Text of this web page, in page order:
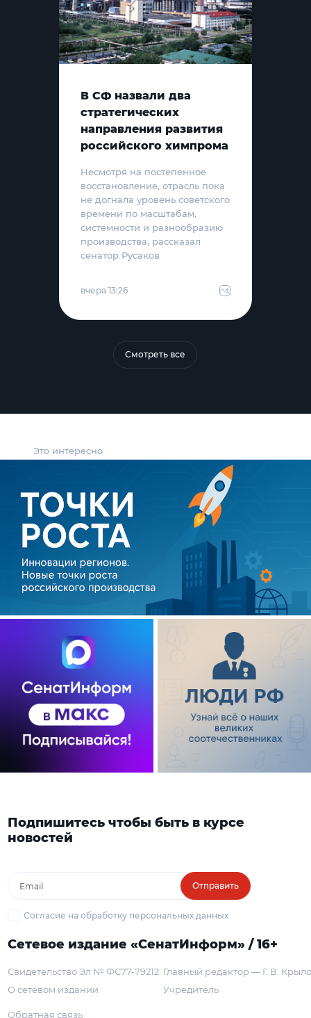
Это интересно
В СФ назвали два
стратегических
направления развития
российского химпрома
Несмотря на постепенное
восстановление, отрасль пока
не догнала уровень советского
времени по масштабам,
системности и разнообразию
производства, рассказал
сенатор Русаков
вчера 13:26
Смотреть все
Подпишитесь чтобы быть в курсе
новостей
Отправить
Согласие на обработку персональных данных
Сетевое издание «СенатИнформ» / 16+
Свидетельство Эл № ФС77-79212
О сетевом издании
Главный редактор — Г. В.
Учредитель
Обратная связь